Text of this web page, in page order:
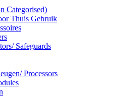
Categorised)
Thuis Gebruik
Safeguards
Processors